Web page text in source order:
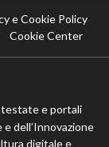
e Cookie Policy
Cookie Center
testate e portali
dell’Innovazione
digitale e